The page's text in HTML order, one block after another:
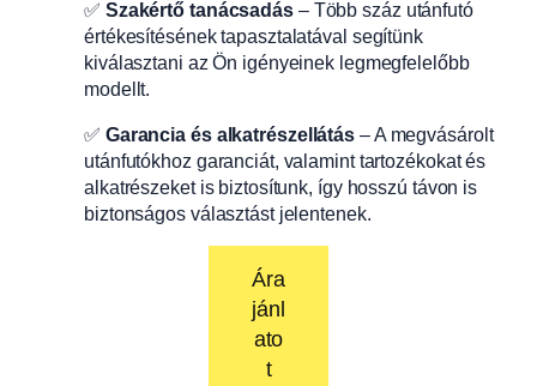
✅ Szakértő tanácsadás– Több száz utánfutó
értékesítésének tapasztalatával segítünk
kiválasztani az Ön igényeinek legmegfelelőbb
modellt.
✅ Garancia és alkatrészellátás – A megvásárolt
utánfutókhoz garanciát, valamint tartozékokat és
alkatrészeket is biztosítunk, így hosszú távon is
biztonságos választást jelentenek.
Ára
jánl
ato
t